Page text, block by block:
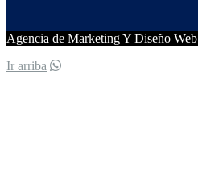
Agencia de Marketing Y Diseño Web
Ir arriba